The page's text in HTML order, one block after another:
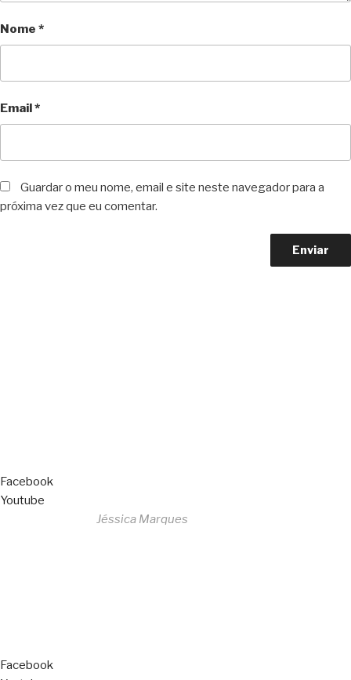
Nome *
Email*
Guardar o meu nome, email e site neste navegador para a
próxima vez que eu comentar.
Facebook
Youtube
Jéssica Marques
Facebook